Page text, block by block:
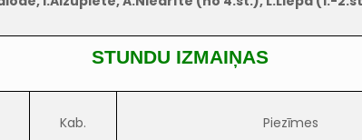
STUNDU IZMAIŅAS
Kab. Piezīmes